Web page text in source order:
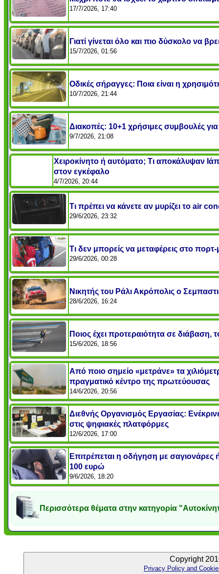
17/7/2026, 17:40
Γιατί γίνεται όλο και πιο δύσκολο να
15/7/2026, 01:56
Οδικές σήραγγες: Ποια είναι η
10/7/2026, 21:44
Διακοπές: 10+1 χρήσιμες συμβουλές για
9/7/2026, 21:08
Χειροκίνητο ή αυτόματο; Τι αποκάλυψαν
στον εγκέφαλο
4/7/2026, 20:44
Τι πρέπει να κάνετε αν μυρίζει το air
29/6/2026, 23:32
Τι δεν μπορείς να μεταφέρεις στο
29/6/2026, 00:28
Νικητής του Ράλι Ακρόπολις ο
28/6/2026, 16:24
Ποιος έχει προτεραιότητα σε διάβαση,
15/6/2026, 18:56
Από ποιο σημείο «μετράνε» τα
πραγματικό κέντρο της πρωτεύουσας
14/6/2026, 20:56
Διεθνής Οργανισμός Εργασίας:
στις ψηφιακές πλατφόρμες
12/6/2026, 17:00
Επιτρέπεται η οδήγηση με
100 ευρώ
9/6/2026, 18:20
Περισσότερα θέματα στην κατηγορία
Copyright
Privacy Policy and